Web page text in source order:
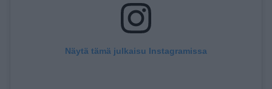
Näytä tämä julkaisu Instagramissa